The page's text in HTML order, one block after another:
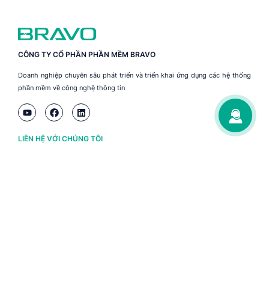
CÔNG TY CỔ PHẦN PHẦN MỀM BRAVO
Doanh nghiệp chuyên sâu phát triển và triển khai ứng dụng các hệ thống
phần mềm về công nghệ thông tin
LIÊN HỆ VỚI CHÚNG TÔI